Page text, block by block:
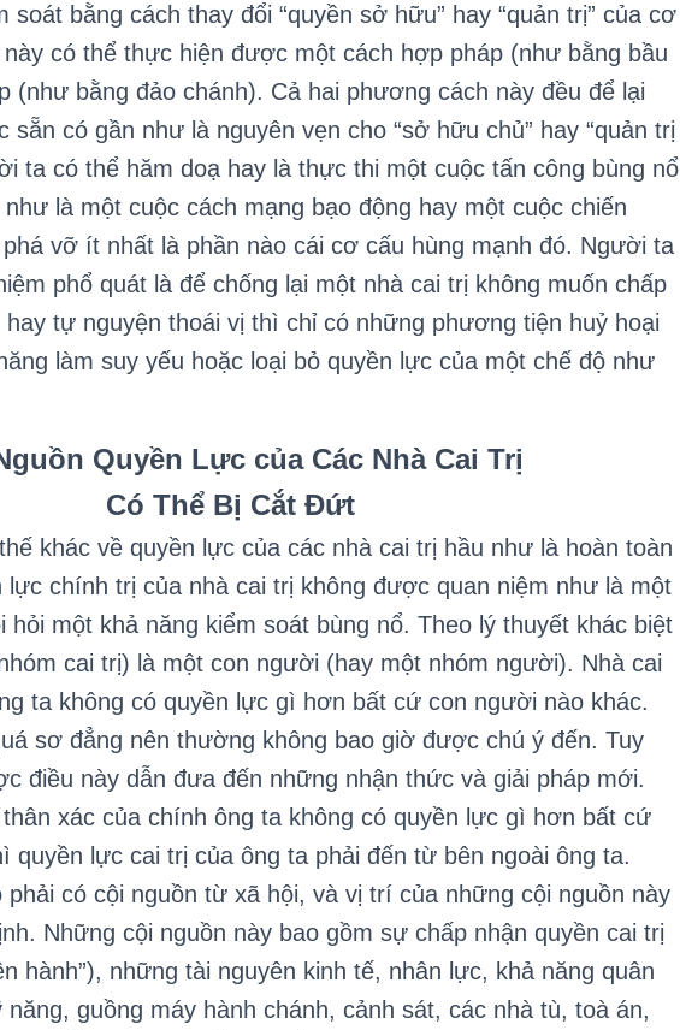
soát bằng cách thay đổi “quyền sở hữu” hay “quản trị” của cơ
có thể thực hiện được một cách hợp pháp (như bằng bầu
(như bằng đảo chánh). Cả hai phương cách này đều để lại
sẵn có gần như là nguyên vẹn cho “sở hữu chủ” hay “quản trị
ta có thể hăm doạ hay là thực thi một cuộc tấn công bùng nổ
là một cuộc cách mạng bạo động hay một cuộc chiến
vỡ ít nhất là phần nào cái cơ cấu hùng mạnh đó. Người ta
phổ quát là để chống lại một nhà cai trị không muốn chấp
tự nguyện thoái vị thì chỉ có những phương tiện huỷ hoại
làm suy yếu hoặc loại bỏ quyền lực của một chế độ như
Quyền Lực của Các Nhà Cai Trị
Có Thể Bị Cắt Đứt
khác về quyền lực của các nhà cai trị hầu như là hoàn toàn
lực chính trị của nhà cai trị không được quan niệm như là một
hỏi một khả năng kiểm soát bùng nổ. Theo lý thuyết khác biệt
cai trị) là một con người (hay một nhóm người). Nhà cai
ta không có quyền lực gì hơn bất cứ con người nào khác.
sơ đẳng nên thường không bao giờ được chú ý đến. Tuy
điều này dẫn đưa đến những nhận thức và giải pháp mới.
xác của chính ông ta không có quyền lực gì hơn bất cứ
quyền lực cai trị của ông ta phải đến từ bên ngoài ông ta.
phải có cội nguồn từ xã hội, và vị trí của những cội nguồn này
Những cội nguồn này bao gồm sự chấp nhận quyền cai trị
hành”), những tài nguyên kinh tế, nhân lực, khả năng quân
guồng máy hành chánh, cảnh sát, các nhà tù, toà án,